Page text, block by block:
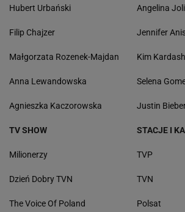
Hubert Urbański
Filip Chajzer
Małgorzata Rozenek-Majdan
Anna Lewandowska
Agnieszka Kaczorowska
Angelina
Jennifer
Kim
Selena
Justin
TV SHOW
Milionerzy
Dzień Dobry TVN
The Voice Of Poland
STACJE I
TVP
TVN
Polsat